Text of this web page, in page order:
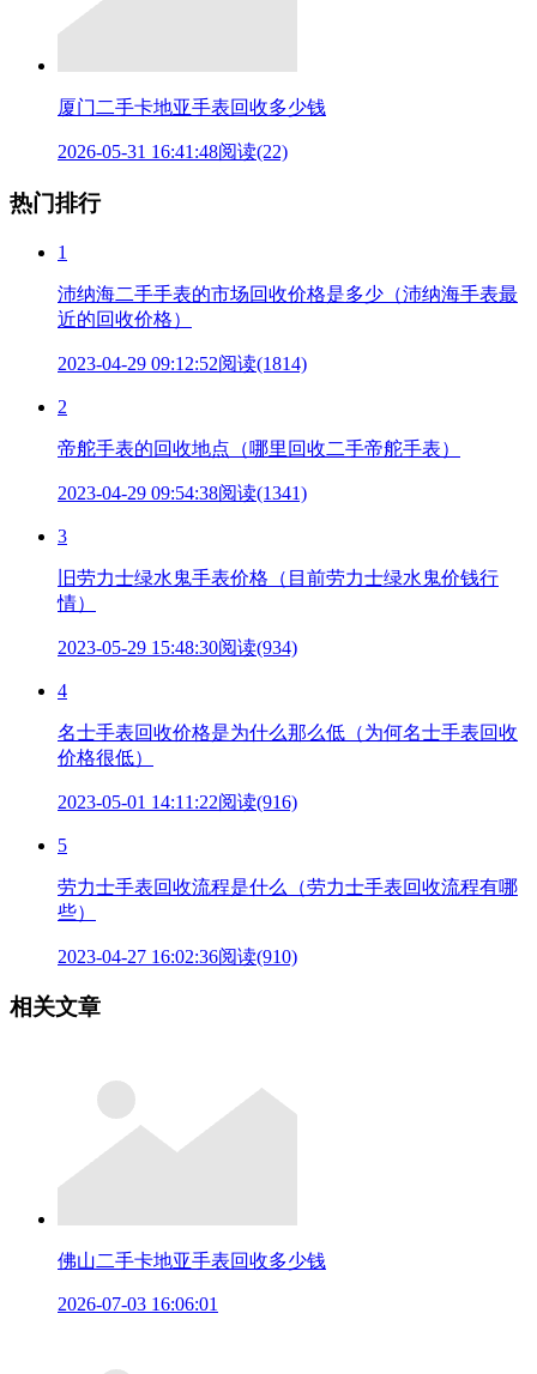
厦门二手卡地亚手表回收多少钱
2026-05-31 16:41:48阅读(22)
热门排行
1
沛纳海二手手表的市场回收价格是多少（沛纳海手表最
近的回收价格）
2023-04-29 09:12:52阅读(1814)
2
帝舵手表的回收地点（哪里回收二手帝舵手表）
2023-04-29 09:54:38阅读(1341)
3
旧劳力士绿水鬼手表价格（目前劳力士绿水鬼价钱行
情）
2023-05-29 15:48:30阅读(934)
4
名士手表回收价格是为什么那么低（为何名士手表回收
价格很低）
2023-05-01 14:11:22阅读(916)
5
劳力士手表回收流程是什么（劳力士手表回收流程有哪
些）
2023-04-27 16:02:36阅读(910)
相关文章
佛山二手卡地亚手表回收多少钱
2026-07-03 16:06:01